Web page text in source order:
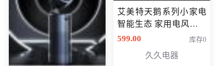
艾美特天鹅系列小家电
智能生态 家用电风扇直
流变频节能轻音空气循
鹅，白天鹅智能)
599.00 库存0
久久电器